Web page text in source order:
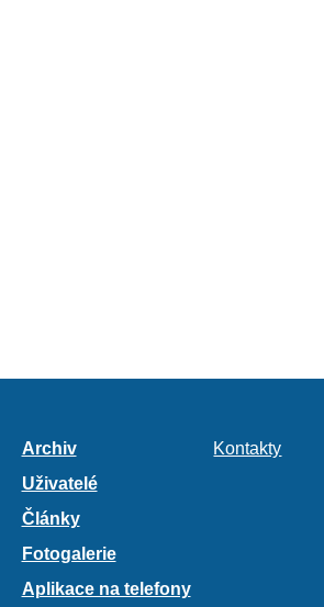
Archiv
Uživatelé
Články
Fotogalerie
Aplikace na telefony
Kontakty